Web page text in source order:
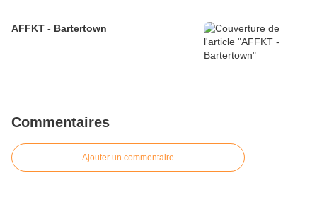
AFFKT - Bartertown
Commentaires
Ajouter un commentaire